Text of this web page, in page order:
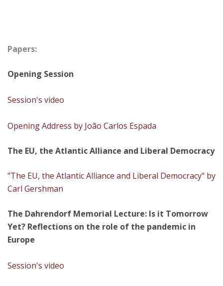
Papers:
Opening Session
Session's video
Opening Address by João Carlos Espada
The EU, the Atlantic Alliance and Liberal Democracy
"The EU, the Atlantic Alliance and Liberal Democracy" by
Carl Gershman
The Dahrendorf Memorial Lecture: Is it Tomorrow
Yet? Reflections on the role of the pandemic in
Europe​
Session's video